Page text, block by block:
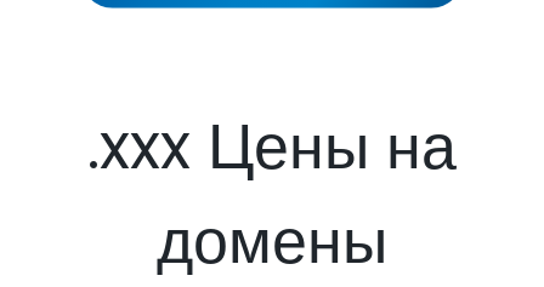
.xxx Цены на
домены